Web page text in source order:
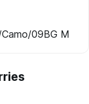
09BG M